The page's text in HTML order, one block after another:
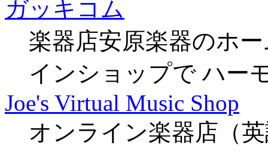
ガッキコム
楽器店安原楽器のホ
インショップで ハー
Joe's Virtual Music Shop
オンライン楽器店（